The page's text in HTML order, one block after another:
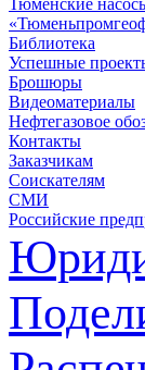
Библиотека
Успешные
Брошюры
Видеоматериалы
Нефтегазовое
Контакты
Заказчикам
Соискателям
СМИ
Российские